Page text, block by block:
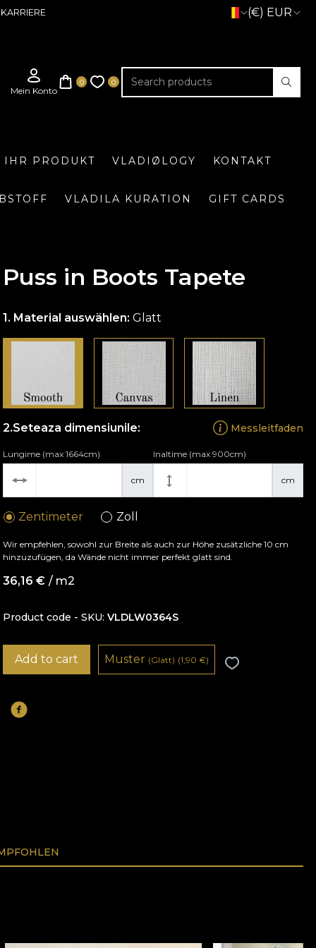
KARRIERE (€) EUR
IHR PRODUKT VLADIØLOGY KONTAKT
VLADILA KURATION GIFT CARDS
Puss in Boots Tapete
Material auswählen:Glatt
Seteaza dimensiunile: Messleitfaden
cm
Lungime (max 1664cm)
cm
Inaltime (max 900cm)
Zentimeter Zoll
Wir empfehlen, sowohl zur Breite als auch zur Höhe zusätzliche 10 cm
hinzuzufügen, da Wände nicht immer perfekt glatt sind.
36,16€ / m2
Product code - SKU VLDLW0364S
Add to cart Muster (Glatt) (1,90€)